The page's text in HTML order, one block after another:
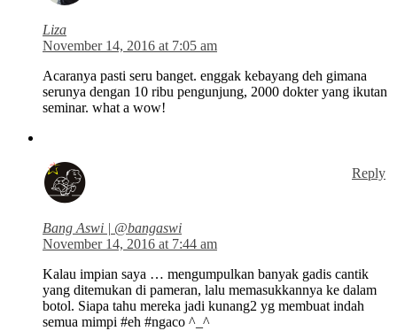
Liza
November 14, 2016 at 7:05 am
Acaranya pasti seru banget. enggak kebayang deh gimana
serunya dengan 10 ribu pengunjung, 2000 dokter yang ikutan
seminar. what a wow!
Reply
Bang Aswi | @bangaswi
November 14, 2016 at 7:44 am
Kalau impian saya … mengumpulkan banyak gadis cantik
yang ditemukan di pameran, lalu memasukkannya ke dalam
botol. Siapa tahu mereka jadi kunang2 yg membuat indah
semua mimpi #eh #ngaco ^_^